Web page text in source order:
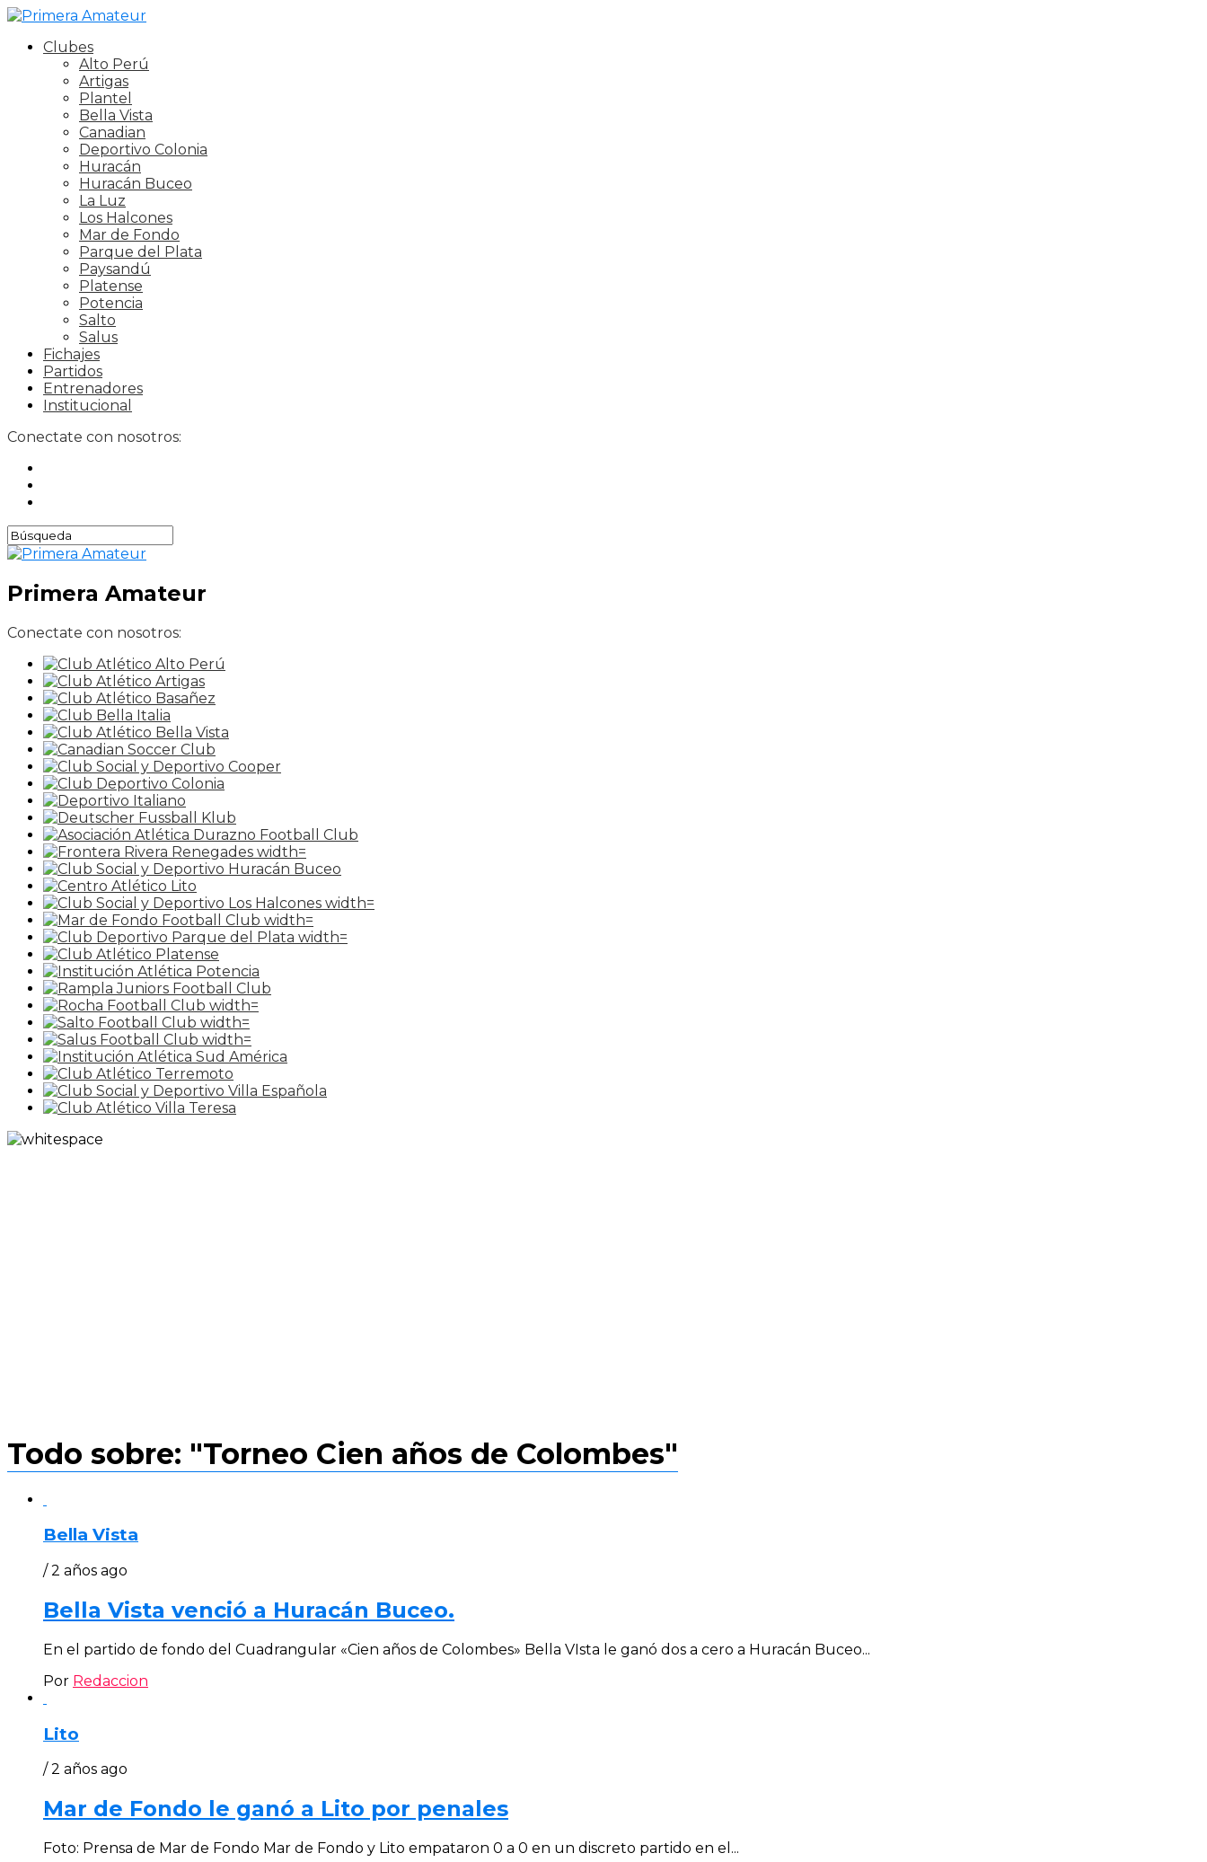
Clubes
Alto Perú
Artigas
Plantel
Bella Vista
Canadian
Deportivo Colonia
Huracán
Huracán Buceo
La Luz
Los Halcones
Mar de Fondo
Parque del Plata
Paysandú
Platense
Potencia
Salto
Salus
Fichajes
Partidos
Entrenadores
Institucional
Conectate con nosotros:
Primera Amateur
Conectate con nosotros:
Todo sobre: "Torneo Cien años de Colombes"
Bella Vista
/ 2 años ago
Bella Vista venció a Huracán Buceo.
En el partido de fondo del Cuadrangular «Cien años de Colombes» Bella VIsta le ganó dos a cero a Huracán Buceo...
Por Redaccion
Lito
/ 2 años ago
Mar de Fondo le ganó a Lito por penales
Foto: Prensa de Mar de Fondo Mar de Fondo y Lito empataron 0 a 0 en un discreto partido en el...